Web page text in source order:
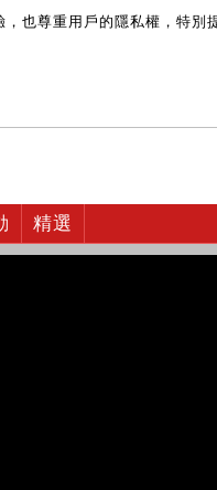
也尊重用戶的隱私權，特別
精選